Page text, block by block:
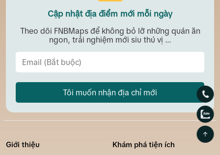
Cập nhật địa điểm mới mỗi ngày
Theo dõi FNBMaps để không bỏ lỡ những quán ăn
ngon, trải nghiệm mới siu thú vị ...
Tôi muốn nhận địa chỉ mới
Giới thiệu Khám phá tiện ích